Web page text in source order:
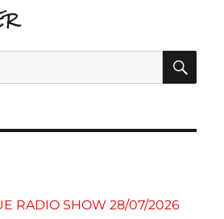
RADIO SHOW 28/07/2026